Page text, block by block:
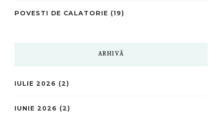
POVESTI DE CALATORIE (19)
ARHIVĂ
IULIE 2026 (2)
IUNIE 2026 (2)